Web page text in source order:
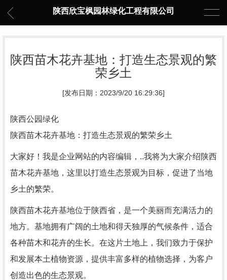
陕西欣宝枫园林绿化工程有限公司
陕西苗木花卉基地：打造生态景观的繁
荣乡土
[发布日期：2023/9/20 16:29:36]
陕西公园绿化
陕西苗木花卉基地：打造生态景观的繁荣乡土
大家好！我是企业网站的内容编辑，..我将为大家介绍陕西
苗木花卉基地，这里以打造生态景观为目标，促进了当地
乡土的繁荣。
陕西苗木花卉基地位于陕西省，是一个美丽而充满活力的
地方。基地拥有广阔的土地和得天独厚的气候条件，适合
各种苗木和花卉的生长。在这片土地上，我们致力于保护
和发展本土植物资源，提供丰富多样的植物选择，为客户
创造出色的生态景观。